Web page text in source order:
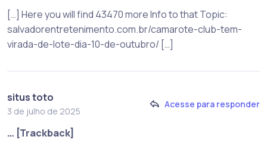
[…] Here you will find 43470 more Info to that Topic:
salvadorentretenimento.com.br/camarote-club-tem-
virada-de-lote-dia-10-de-outubro/ […]
situs toto
3 de julho de 2025
Acesse para responder
… [Trackback]